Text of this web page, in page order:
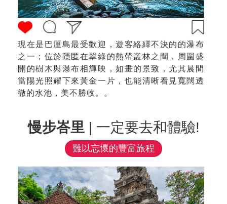
現在是巴厘島最受歡迎，遊客絡繹不決的的瀑布
之一；位於隱匿在翠綠的熱帶叢林之間，周圍盛
開的樹木與瀑布相輝映，如畫的景致，尤其晨間
當陽光照耀下來黃金一片，也能清晰看見寬闊透
徹的水池，美不勝收。。
慢步峇里| 一定要去和體驗!
難以忘懷的豐富旅程